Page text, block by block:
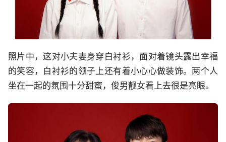
照片中，这对小夫妻身穿白衬衫，面对着镜头露出幸福
的笑容，白衬衫的领子上还有着小心心做装饰。两个人
坐在一起的氛围十分甜蜜，俊男靓女看上去很是亮眼。